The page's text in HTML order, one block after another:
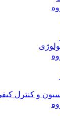
و کنترل کیفی